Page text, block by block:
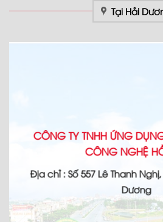
Tại Hải
CÔNG TY TNHH ỨNG
CÔNG NGHỆ
Địa chỉ : Số 557 Lê Thanh
Dương